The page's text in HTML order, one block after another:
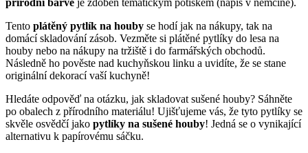
přírodní barvě je zdoben tematickým potiskem (nápis v němčině).
Tento plátěný pytlík na houby se hodí jak na nákupy, tak na
domácí skladování zásob. Vezměte si plátěné pytlíky do lesa na
houby nebo na nákupy na tržiště i do farmářských obchodů.
Následně ho pověste nad kuchyňskou linku a uvidíte, že se stane
originální dekorací vaší kuchyně!
Hledáte odpověď na otázku, jak skladovat sušené houby? Sáhněte
po obalech z přírodního materiálu! Ujišťujeme vás, že tyto pytlíky se
skvěle osvědčí jako pytlíky na sušené houby! Jedná se o vynikající
alternativu k papírovému sáčku.